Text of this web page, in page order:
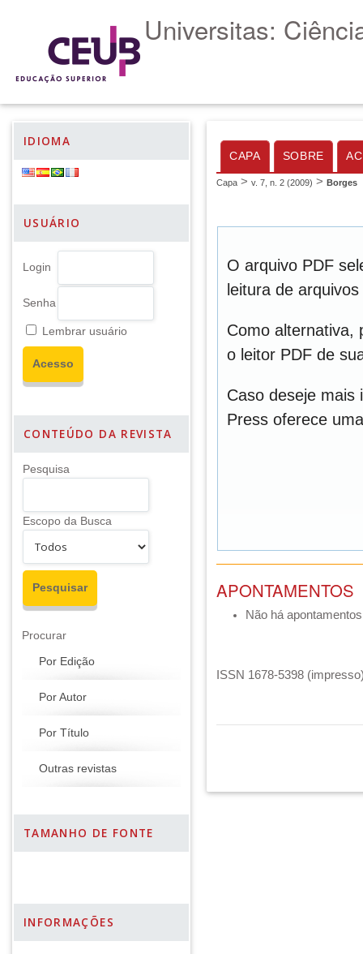
Universitas:
IDIOMA
USUÁRIO
Login
Senha
Lembrar usuário
CONTEÚDO DA REVISTA
Pesquisa
Escopo da Busca
Procurar
Por Edição
Por Autor
Por Título
Outras revistas
TAMANHO DE FONTE
INFORMAÇÕES
CAPA SOBRE
Capa > v. 7, n. 2 (2009) > Borges
O arquivo PDF
leitura de
Como alternativa,
o leitor PDF de
Caso deseje mais
Press oferece
APONTAMENTOS
Não há
ISSN 1678-5398